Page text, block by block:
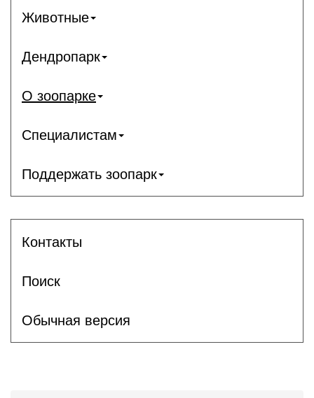
Животные
Дендропарк
О зоопарке
Специалистам
Поддержать зоопарк
Контакты
Поиск
Обычная версия